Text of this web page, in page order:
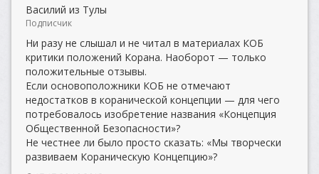
Василий из Тулы
Подписчик
Ни разу не слышал и не читал в материалах КОБ
критики положений Корана. Наоборот — только
положительные отзывы.
Если основоположники КОБ не отмечают
недостатков в коранической концепции — для чего
потребовалось изобретение названия «Концепция
Общественной Безопасности»?
Не честнее ли было просто сказать: «Мы творчески
развиваем Кораническую Концепцию»?